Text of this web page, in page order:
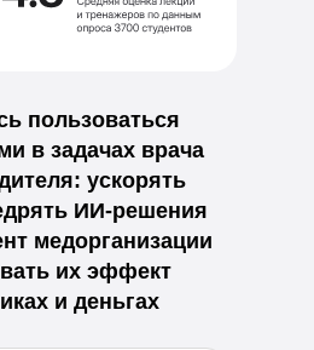
пользоваться
в задачах врача
ускорять
ИИ-решения
медорганизации
их эффект
и деньгах